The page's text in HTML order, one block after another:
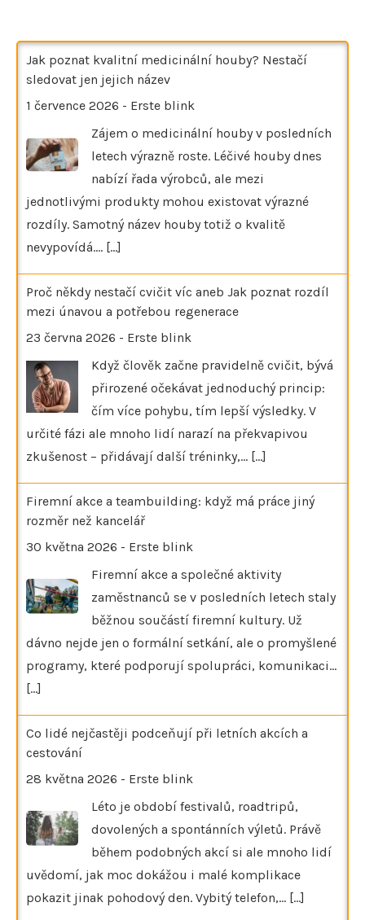
Jak poznat kvalitní medicinální houby? Nestačí
sledovat jen jejich název
1 července 2026 - Erste blink
Zájem o medicinální houby v posledních
letech výrazně roste. Léčivé houby dnes
nabízí řada výrobců, ale mezi
jednotlivými produkty mohou existovat výrazné
rozdíly. Samotný název houby totiž o kvalitě
nevypovídá.… [...]
Proč někdy nestačí cvičit víc aneb Jak poznat rozdíl
mezi únavou a potřebou regenerace
23 června 2026 - Erste blink
Když člověk začne pravidelně cvičit, bývá
přirozené očekávat jednoduchý princip:
čím více pohybu, tím lepší výsledky. V
určité fázi ale mnoho lidí narazí na překvapivou
zkušenost – přidávají další tréninky,… [...]
Firemní akce a teambuilding: když má práce jiný
rozměr než kancelář
30 května 2026 - Erste blink
Firemní akce a společné aktivity
zaměstnanců se v posledních letech staly
běžnou součástí firemní kultury. Už
dávno nejde jen o formální setkání, ale o promyšlené
programy, které podporují spolupráci, komunikaci…
[...]
Co lidé nejčastěji podceňují při letních akcích a
cestování
28 května 2026 - Erste blink
Léto je období festivalů, roadtripů,
dovolených a spontánních výletů. Právě
během podobných akcí si ale mnoho lidí
uvědomí, jak moc dokážou i malé komplikace
pokazit jinak pohodový den. Vybitý telefon,… [...]